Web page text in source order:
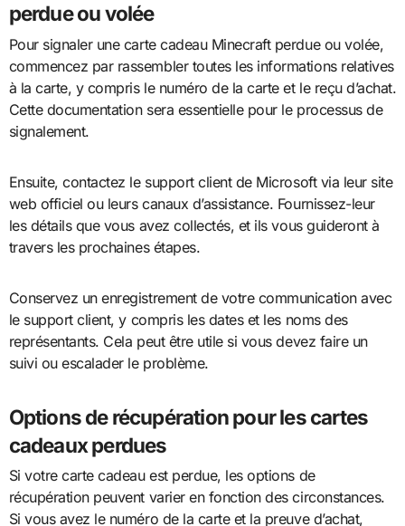
perdue ou volée
Pour signaler une carte cadeau Minecraft perdue ou volée,
commencez par rassembler toutes les informations relatives
à la carte, y compris le numéro de la carte et le reçu d’achat.
Cette documentation sera essentielle pour le processus de
signalement.
Ensuite, contactez le support client de Microsoft via leur site
web officiel ou leurs canaux d’assistance. Fournissez-leur
les détails que vous avez collectés, et ils vous guideront à
travers les prochaines étapes.
Conservez un enregistrement de votre communication avec
le support client, y compris les dates et les noms des
représentants. Cela peut être utile si vous devez faire un
suivi ou escalader le problème.
Options de récupération pour les cartes
cadeaux perdues
Si votre carte cadeau est perdue, les options de
récupération peuvent varier en fonction des circonstances.
Si vous avez le numéro de la carte et la preuve d’achat,